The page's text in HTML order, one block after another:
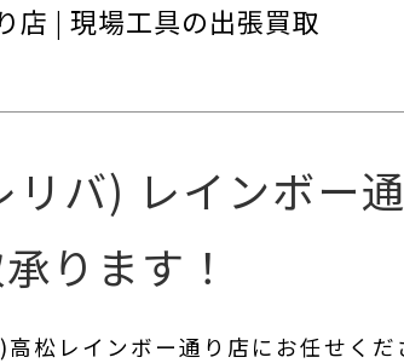
店 | 現場工具の出張買取
リバ) レインボー
ります！
松レインボー通り店にお任せく